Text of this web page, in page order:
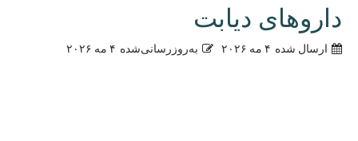
داروهای دیابت
ارسال شده ۴ مه ۲۰۲۶ به‌روزرسانی‌شده ۴ مه ۲۰۲۶